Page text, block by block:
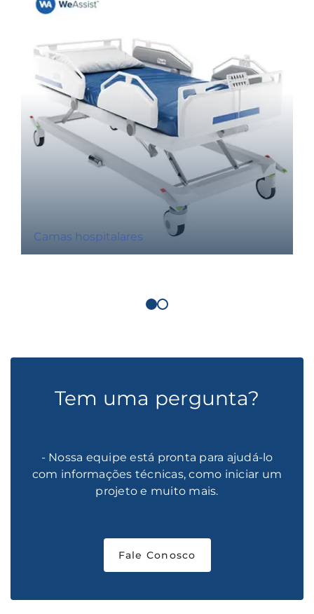
Camas hospitalares
Tem uma pergunta?
- Nossa equipe está pronta para ajudá-lo
com informações técnicas, como iniciar um
projeto e muito mais.
Fale Conosco